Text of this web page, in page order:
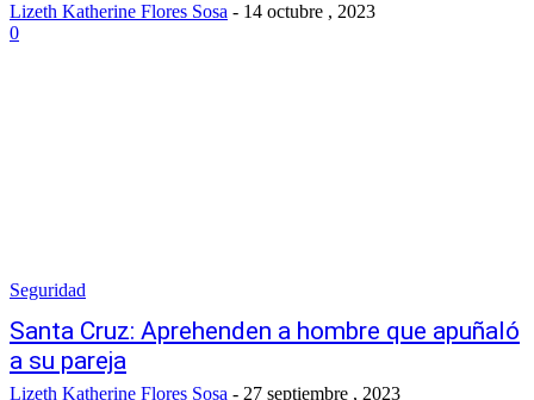
Lizeth Katherine Flores Sosa - 14 octubre , 2023
0
Seguridad
Santa Cruz: Aprehenden a hombre que apuñaló
a su pareja
Lizeth Katherine Flores Sosa - 27 septiembre , 2023